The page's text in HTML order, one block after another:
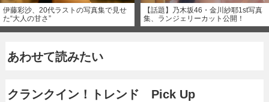
伊藤彩沙、20代ラストの写真集で見せ
た“大人の甘さ”
【話題】乃木坂46・金川紗耶1st写真
集、ランジェリーカット公開！
あわせて読みたい
クランクイン！トレンド Pick Up